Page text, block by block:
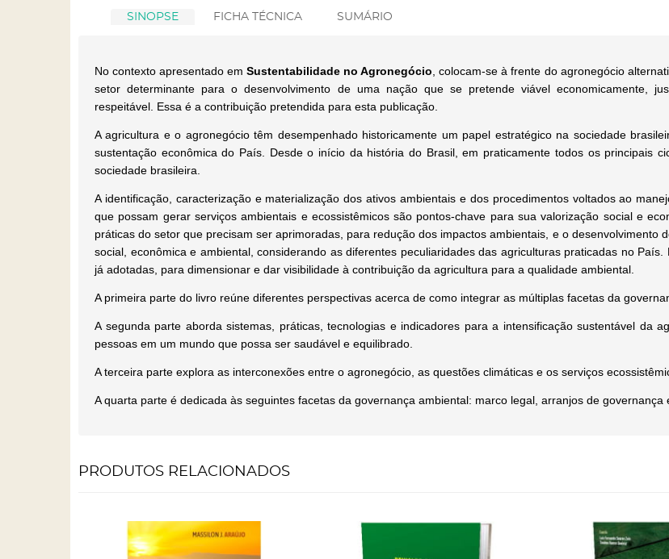
SINOPSE FICHA TÉCNICA SUMÁRIO
No contexto apresentado emSustentabilidade no Agronegócio , colocam-se à frente do agronegócio
setor determinante para o desenvolvimento de uma nação que se pretende viável economicamente,
respeitável. Essa é a contribuição pretendida para esta publicação.
A agricultura e o agronegócio têm desempenhado historicamente um papel estratégico na sociedade
sustentação econômica do País. Desde o início da história do Brasil, em praticamente todos os principais
sociedade brasileira.
A identificação, caracterização e materialização dos ativos ambientais e dos procedimentos voltados ao
que possam gerar serviços ambientais e ecossistêmicos são pontos-chave para sua valorização social e
práticas do setor que precisam ser aprimoradas, para redução dos impactos ambientais, e o desenvolvimento
social, econômica e ambiental, considerando as diferentes peculiaridades das agriculturas praticadas no
já adotadas, para dimensionar e dar visibilidade à contribuição da agricultura para a qualidade ambiental.
A primeira parte do livro reúne diferentes perspectivas acerca de como integrar as múltiplas facetas da
A segunda parte aborda sistemas, práticas, tecnologias e indicadores para a intensificação sustentável da
pessoas em um mundo que possa ser saudável e equilibrado.
A terceira parte explora as interconexões entre o agronegócio, as questões climáticas e os serviços
A quarta parte é dedicada às seguintes facetas da governança ambiental: marco legal, arranjos de governança
PRODUTOS RELACIONADOS